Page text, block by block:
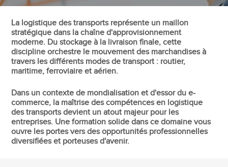
La logistique des transports représente un maillon
stratégique dans la chaîne d'approvisionnement
moderne. Du stockage à la livraison finale, cette
discipline orchestre le mouvement des marchandises à
travers les différents modes de transport : routier,
maritime, ferroviaire et aérien.
Dans un contexte de mondialisation et d'essor du e-
commerce, la maîtrise des compétences en logistique
des transports devient un atout majeur pour les
entreprises. Une formation solide dans ce domaine vous
ouvre les portes vers des opportunités professionnelles
diversifiées et porteuses d'avenir.